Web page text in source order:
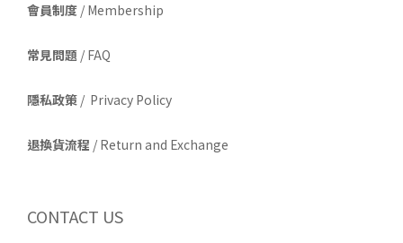
會員制度 / Membership
常見問題 / FAQ
隱私政策 / Privacy Policy
退換貨流程 / Return and Exchange
CONTACT US